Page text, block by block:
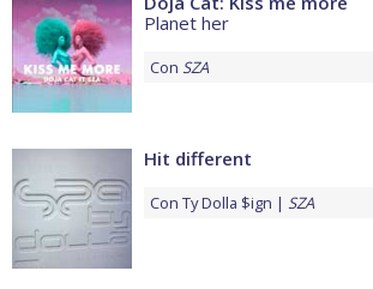
Planet her
Con SZA
Hit different
Con Ty Dolla $ign SZA